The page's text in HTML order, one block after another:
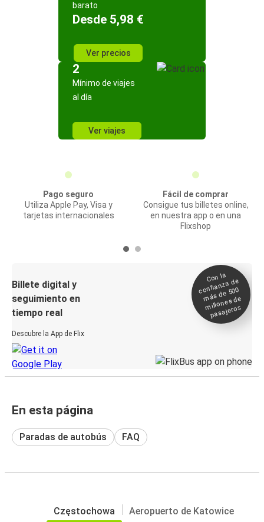
barato
Desde 5,98 €
Ver precios
2
Mínimo de viajes
al día
Ver viajes
Pago seguro
Utiliza Apple Pay, Visa y
tarjetas internacionales
Fácil de comprar
Consigue tus billetes online,
en nuestra app o en una
Flixshop
Billete digital y
seguimiento en
tiempo real
Descubre la App de Flix
Con la
confianza de
más de 500
millones de
pasajeros
En esta página
Paradas de autobús FAQ
Częstochowa Aeropuerto de Katowice